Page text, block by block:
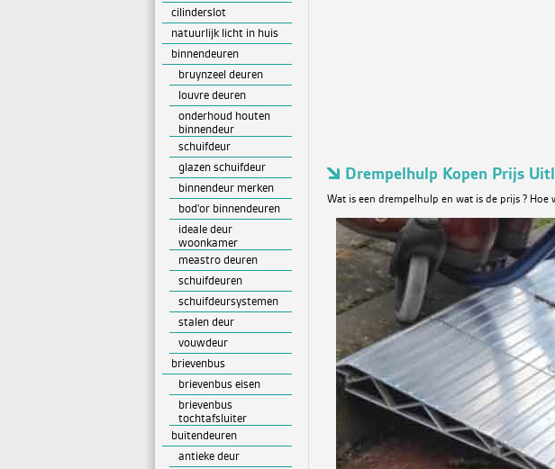
Drempelhulp Kopen Prijs
Wat is een drempelhulp en wat is de prijs ?
cilinderslot
natuurlijk licht in huis
binnendeuren
bruynzeel deuren
louvre deuren
onderhoud houten
binnendeur
schuifdeur
glazen schuifdeur
binnendeur merken
bod'or binnendeuren
ideale deur
woonkamer
meastro deuren
schuifdeuren
schuifdeursystemen
stalen deur
vouwdeur
brievenbus
brievenbus eisen
brievenbus
tochtafsluiter
buitendeuren
antieke deur